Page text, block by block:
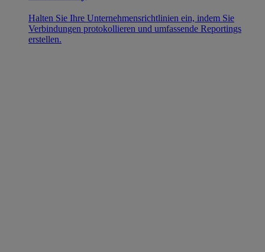
Halten Sie Ihre Unternehmensrichtlinien ein, indem Sie
Verbindungen protokollieren und umfassende Reportings
erstellen.